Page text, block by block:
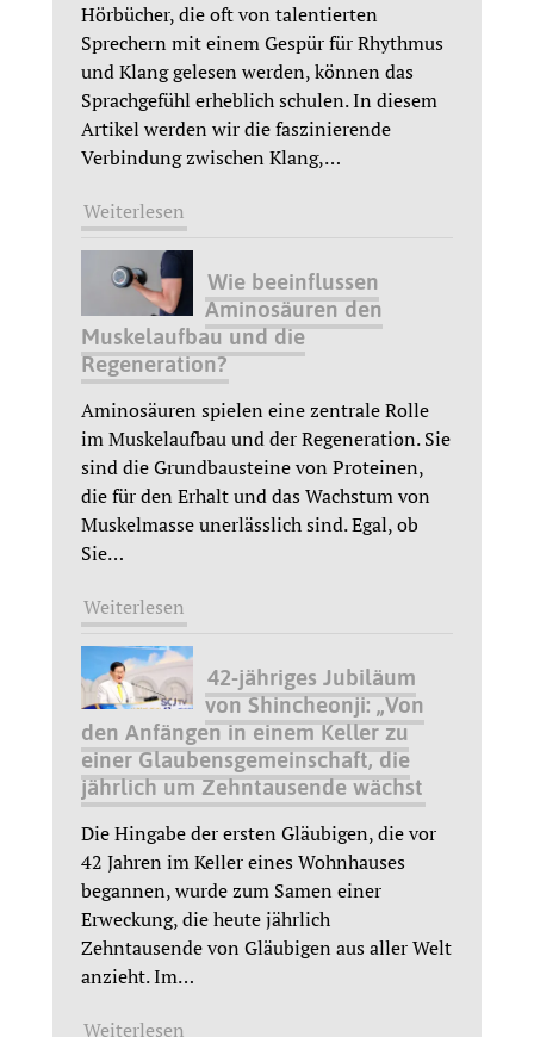
Hörbücher, die oft von talentierten
Sprechern mit einem Gespür für Rhythmus
und Klang gelesen werden, können das
Sprachgefühl erheblich schulen. In diesem
Artikel werden wir die faszinierende
Verbindung zwischen Klang,…
Weiterlesen
Wie beeinflussen
Aminosäuren den
Muskelaufbau und die
Regeneration?
Aminosäuren spielen eine zentrale Rolle
im Muskelaufbau und der Regeneration. Sie
sind die Grundbausteine von Proteinen,
die für den Erhalt und das Wachstum von
Muskelmasse unerlässlich sind. Egal, ob
Sie…
Weiterlesen
42-jähriges Jubiläum
von Shincheonji: „Von
den Anfängen in einem Keller zu
einer Glaubensgemeinschaft, die
jährlich um Zehntausende wächst
Die Hingabe der ersten Gläubigen, die vor
42 Jahren im Keller eines Wohnhauses
begannen, wurde zum Samen einer
Erweckung, die heute jährlich
Zehntausende von Gläubigen aus aller Welt
anzieht. Im…
Weiterlesen